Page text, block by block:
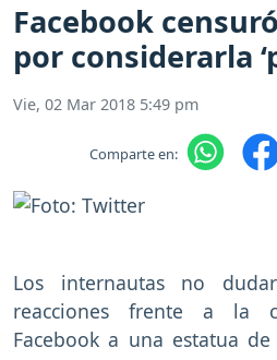
Facebook
por considerarla
Vie, 02 Mar 2018 5:49 pm
Comparte en:
Los internautas no
reacciones frente a la
Facebook a una estatua